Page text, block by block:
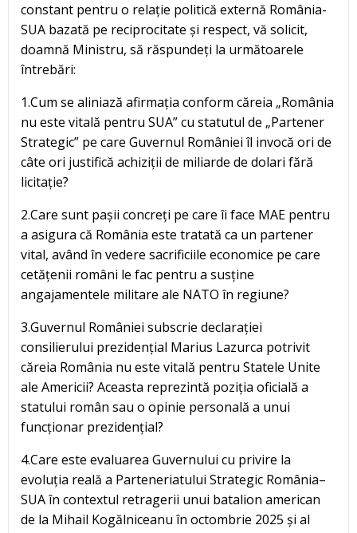
constant pentru o relație politică externă România-
SUA bazată pe reciprocitate și respect, vă solicit,
doamnă Ministru, să răspundeți la următoarele
întrebări:
1.Cum se aliniază afirmația conform căreia „România
nu este vitală pentru SUA” cu statutul de „Partener
Strategic” pe care Guvernul României îl invocă ori de
câte ori justifică achiziții de miliarde de dolari fără
licitație?
2.Care sunt pașii concreți pe care îi face MAE pentru
a asigura că România este tratată ca un partener
vital, având în vedere sacrificiile economice pe care
cetățenii români le fac pentru a susține
angajamentele militare ale NATO în regiune?
3.Guvernul României subscrie declarației
consilierului prezidențial Marius Lazurca potrivit
căreia România nu este vitală pentru Statele Unite
ale Americii? Aceasta reprezintă poziția oficială a
statului român sau o opinie personală a unui
funcționar prezidențial?
4.Care este evaluarea Guvernului cu privire la
evoluția reală a Parteneriatului Strategic România–
SUA în contextul retragerii unui batalion american
de la Mihail Kogălniceanu în octombrie 2025 și al